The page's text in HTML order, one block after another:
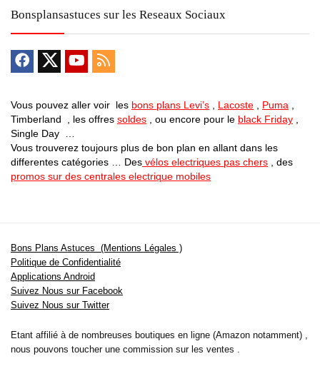
Bonsplansastuces sur les Reseaux Sociaux
Vous pouvez aller voir les bons plans Levi’s Lacoste Puma
Timberland , les offres soldes , ou encore pour le black Friday
Single Day …
Vous trouverez toujours plus de bon plan en allant dans les
differentes catégories … Des vélos electriques pas chers , des
promos sur des centrales electrique mobiles
Bons Plans Astuces (Mentions Légales )
Politique de Confidentialité
Applications Android
Suivez Nous sur Facebook
Suivez Nous sur Twitter
Etant affilié à de nombreuses boutiques en ligne (Amazon notamment) ,
nous pouvons toucher une commission sur les ventes .